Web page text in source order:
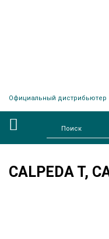
Официальный дистрибьютер
CALPEDA T,